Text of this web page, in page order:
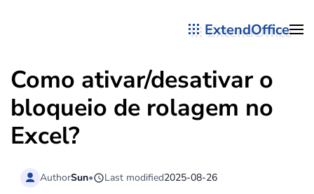
ExtendOffice
Como ativar/desativar o
bloqueio de rolagem no
Excel?
AuthorSun• Last modified2025-08-26